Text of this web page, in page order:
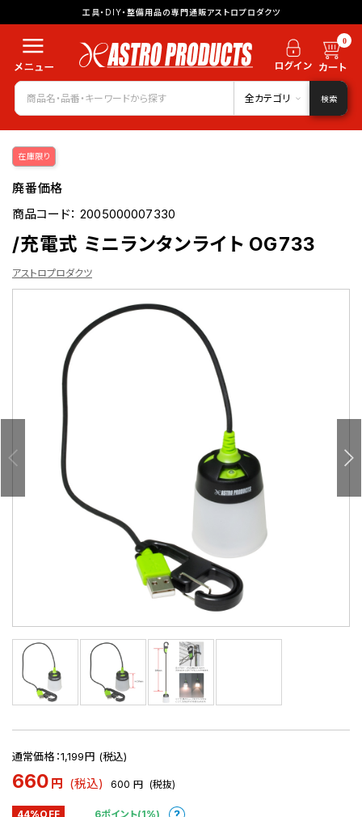
工具・DIY・整備用品の専門通販アストロプロダクツ
0
全カテゴリ 検索
在庫限り
廃番価格
商品コード：2005000007330
/充電式 ミニランタンライト OG733
アストロプロダクツ
通常価格：1,199円 (税込)
660 円 (税込) 600 円 (税抜)
44%OFF 6ポイント(1%)